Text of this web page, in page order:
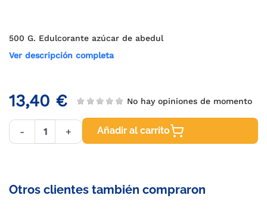
500 G. Edulcorante azúcar de abedul
Ver descripción completa
13,40 € No hay opiniones de momento
- + Añadir al carrito
Otros clientes también compraron